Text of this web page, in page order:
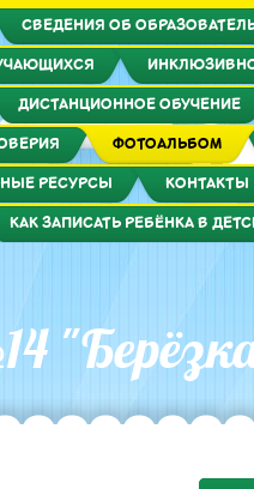
СВЕДЕНИЯ ОБ
ДИСТАНЦИОННОЕ ОБУЧЕНИЕ
ФОТОАЛЬБОМ
РЕСУРСЫ КОНТАКТЫ
КАК ЗАПИСАТЬ РЕБЁНКА В